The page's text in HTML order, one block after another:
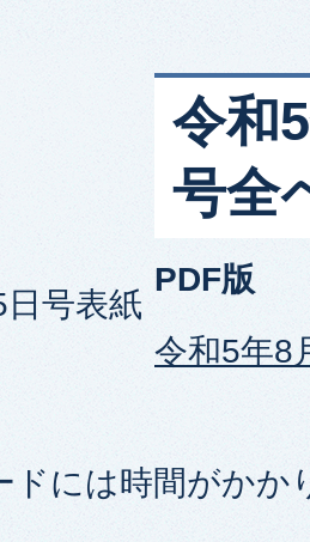
号表紙
令和
号全
PDF版
令和5年8
には時間がかか